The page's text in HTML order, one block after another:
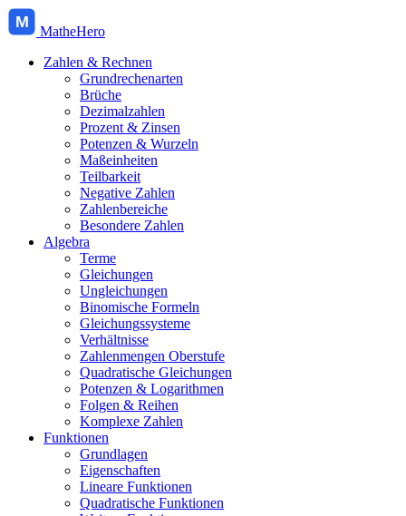
M
MatheHero
Zahlen & Rechnen
Grundrechenarten
Brüche
Dezimalzahlen
Prozent & Zinsen
Potenzen & Wurzeln
Maßeinheiten
Teilbarkeit
Negative Zahlen
Zahlenbereiche
Besondere Zahlen
Algebra
Terme
Gleichungen
Ungleichungen
Binomische Formeln
Gleichungssysteme
Verhältnisse
Zahlenmengen Oberstufe
Quadratische Gleichungen
Potenzen & Logarithmen
Folgen & Reihen
Komplexe Zahlen
Funktionen
Grundlagen
Eigenschaften
Lineare Funktionen
Quadratische Funktionen